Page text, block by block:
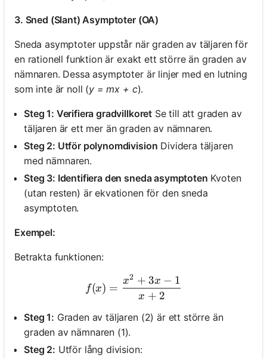
3. Sned (Slant) Asymptoter (OA)
Sneda asymptoter uppstår när graden av täljaren för
en rationell funktion är exakt ett större än graden av
nämnaren. Dessa asymptoter är linjer med en lutning
som inte är noll (y = mx + c).
Steg 1: Verifiera gradvillkoret Se till att graden av
täljaren är ett mer än graden av nämnaren.
Steg 2: Utför polynomdivision Dividera täljaren
med nämnaren.
Steg 3: Identifiera den sneda asymptoten Kvoten
(utan resten) är ekvationen för den sneda
asymptoten.
Exempel:
Betrakta funktionen:
f(x) = \frac{x^2 + 3x -
f(x) =
x + 2
x2 + 3x − 1
Steg 1: Graden av täljaren (2) är ett större än
graden av nämnaren (1).
Steg 2: Utför lång division: